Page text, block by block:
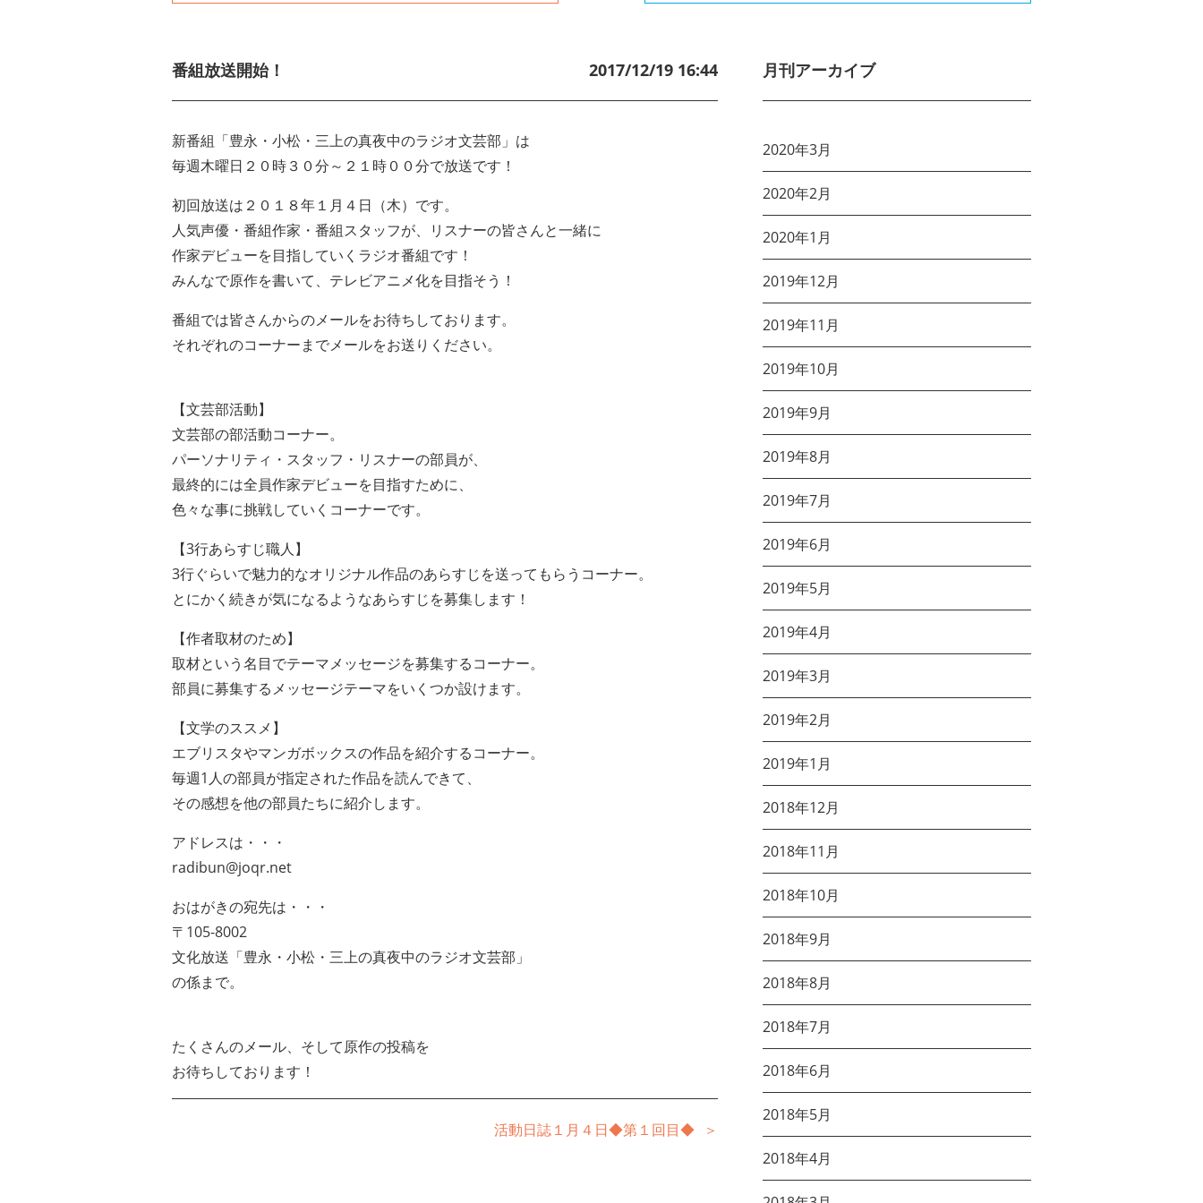
番組放送開始！ 2017/12/19 16:44
新番組「豊永・小松・三上の真夜中のラジオ文芸部」は
毎週木曜日２０時３０分～２１時００分で放送です！
初回放送は２０１８年１月４日（木）です。
人気声優・番組作家・番組スタッフが、リスナーの皆さんと一緒に
作家デビューを目指していくラジオ番組です！
みんなで原作を書いて、テレビアニメ化を目指そう！
番組では皆さんからのメールをお待ちしております。
それぞれのコーナーまでメールをお送りください。
【文芸部活動】
文芸部の部活動コーナー。
パーソナリティ・スタッフ・リスナーの部員が、
最終的には全員作家デビューを目指すために、
色々な事に挑戦していくコーナーです。
【3行あらすじ職人】
3行ぐらいで魅力的なオリジナル作品のあらすじを送ってもらうコーナー。
とにかく続きが気になるようなあらすじを募集します！
【作者取材のため】
取材という名目でテーマメッセージを募集するコーナー。
部員に募集するメッセージテーマをいくつか設けます。
【文学のススメ】
エブリスタやマンガボックスの作品を紹介するコーナー。
毎週1人の部員が指定された作品を読んできて、
その感想を他の部員たちに紹介します。
アドレスは・・・
radibun@joqr.net
おはがきの宛先は・・・
〒105-8002
文化放送「豊永・小松・三上の真夜中のラジオ文芸部」
の係まで。
たくさんのメール、そして原作の投稿を
お待ちしております！
活動日誌１月４日◆第１回目◆
月刊アーカイブ
2020年3月
2020年2月
2020年1月
2019年12月
2019年11月
2019年10月
2019年9月
2019年8月
2019年7月
2019年6月
2019年5月
2019年4月
2019年3月
2019年2月
2019年1月
2018年12月
2018年11月
2018年10月
2018年9月
2018年8月
2018年7月
2018年6月
2018年5月
2018年4月